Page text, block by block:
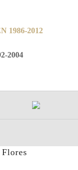
1986-2012
2004